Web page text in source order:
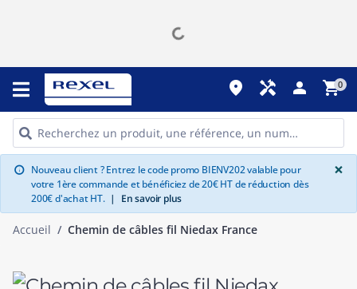
place handyman person shopping_cart0
info Nouveau client ? Entrez le code promo BIENV202 valable pour
votre 1ère commande et bénéficiez de 20€ HT de réduction dès
200€ d'achat HT. | En savoir plus
×
Accueil Chemin de câbles fil Niedax France